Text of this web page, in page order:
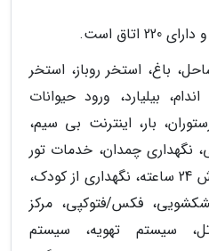
باغ، استخر روباز، استخر
بیلیارد، ورود حیوانات
بار، اینترنت بی سیم،
نگهداری چمدان، خدمات تور
و بلیط، تبادل ارز، پذیرش 24 ساعته، نگهداری از کودک،
فکس/فتوکپی، مرکز
سیستم تهویه، سیستم